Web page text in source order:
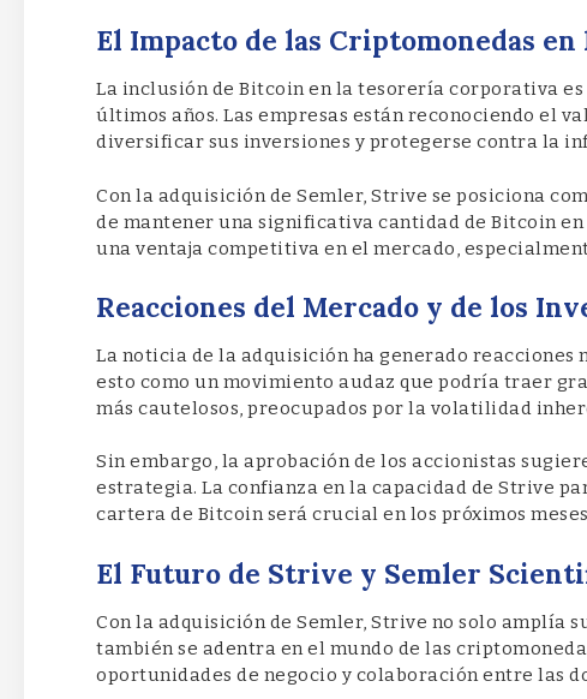
El Impacto de las Criptomonedas
La inclusión de Bitcoin en la tesorería corporativa
últimos años. Las empresas están reconociendo el
diversificar sus inversiones y protegerse contra la
Con la adquisición de Semler, Strive se posiciona
de mantener una significativa cantidad de Bitcoin
una ventaja competitiva en el mercado,
Reacciones del Mercado y de los
La noticia de la adquisición ha generado reacciones
esto como un movimiento audaz que podría traer
más cautelosos, preocupados por la volatilidad
Sin embargo, la aprobación de los accionistas
estrategia. La confianza en la capacidad de Strive
cartera de Bitcoin será crucial en los próximos
El Futuro de Strive y Semler
Con la adquisición de Semler, Strive no solo amplía
también se adentra en el mundo de las
oportunidades de negocio y colaboración entre las